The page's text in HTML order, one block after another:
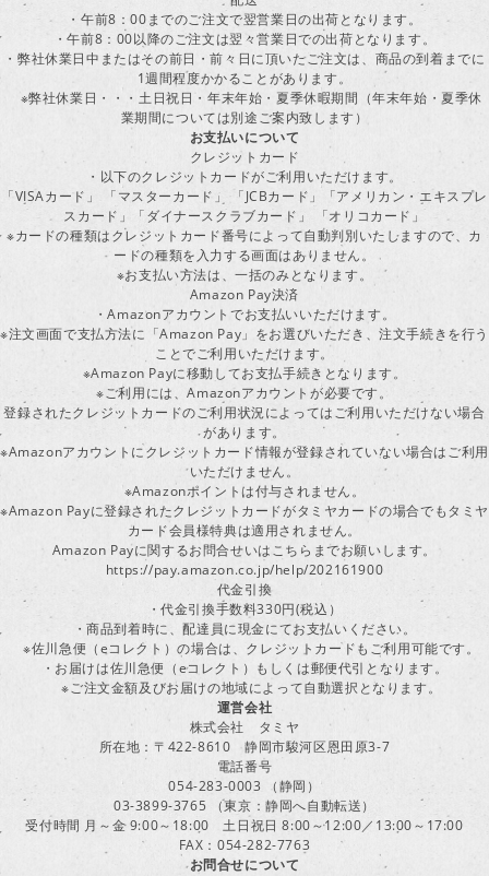
・午前8：00までのご注文で翌営業日の出荷となります。
・午前8：00以降のご注文は翌々営業日での出荷となります。
・弊社休業日中またはその前日・前々日に頂いたご注文は、商品の到着までに
1週間程度かかることがあります。
※弊社休業日・・・土日祝日・年末年始・夏季休暇期間（年末年始・夏季休
業期間については別途ご案内致します）
お支払いについて
クレジットカード
・以下のクレジットカードがご利用いただけます。
「VISAカード」 「マスターカード」 「JCBカード」「アメリカン・エキスプレ
スカード」「ダイナースクラブカード」 「オリコカード」
※カードの種類はクレジットカード番号によって自動判別いたしますので、カ
ードの種類を入力する画面はありません。
※お支払い方法は、一括のみとなります。
Amazon Pay決済
・Amazonアカウントでお支払いいただけます。
※注文画面で支払方法に「Amazon Pay」をお選びいただき、注文手続きを行う
ことでご利用いただけます。
※Amazon Payに移動してお支払手続きとなります。
※ご利用には、Amazonアカウントが必要です。
登録されたクレジットカードのご利用状況によってはご利用いただけない場合
があります。
※Amazonアカウントにクレジットカード情報が登録されていない場合はご利用
いただけません。
※Amazonポイントは付与されません。
※Amazon Payに登録されたクレジットカードがタミヤカードの場合でもタミヤ
カード会員様特典は適用されません。
Amazon Payに関するお問合せいはこちらまでお願いします。
https://pay.amazon.co.jp/help/202161900
代金引換
・代金引換手数料330円(税込）
・商品到着時に、配達員に現金にてお支払いください。
※佐川急便（eコレクト）の場合は、クレジットカードもご利用可能です。
・お届けは佐川急便（eコレクト）もしくは郵便代引となります。
※ご注文金額及びお届けの地域によって自動選択となります。
運営会社
株式会社 タミヤ
所在地：〒422-8610 静岡市駿河区恩田原3-7
電話番号
054-283-0003 （静岡）
03-3899-3765 （東京：静岡へ自動転送）
受付時間 月～金 9:00～18:00 土日祝日 8:00～12:00／13:00～17:00
FAX：054-282-7763
お問合せについて